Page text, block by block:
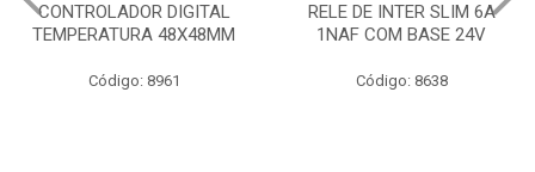
CONTROLADOR DIGITAL
TEMPERATURA 48X48MM
Código: 8961
RELE DE INTER SLIM 6A
1NAF COM BASE 24V
Código: 8638